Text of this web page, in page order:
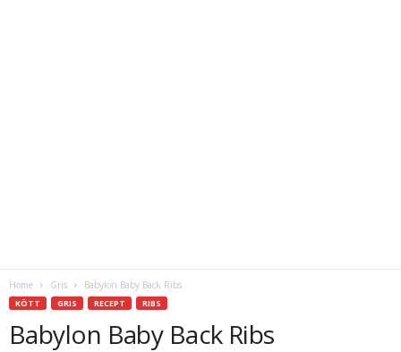
Home Gris Babylon Baby Back Ribs
KÖTT GRIS RECEPT RIBS
Babylon Baby Back Ribs